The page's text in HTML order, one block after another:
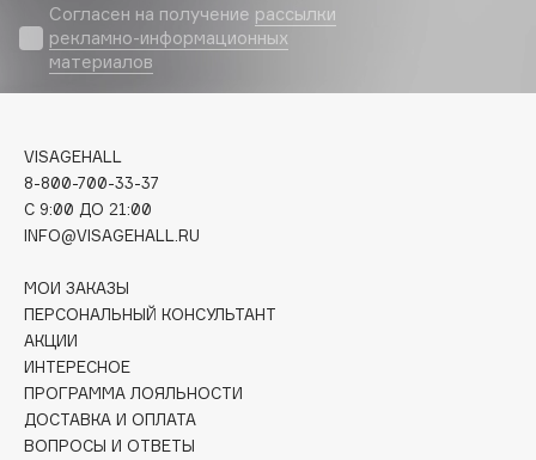
Carolina Herrera
Catrice
Celimax
Clarette
Clarins
Clarins Precious
Clinique
Clive Christian
Club De Nuit
Consly
Corimo
Согласен на получение рассылки
рекламно-информационных
материалов
VISAGEHALL
8-800-700-33-37
C 9:00 ДО 21:00
INFO@VISAGEHALL.RU
МОИ ЗАКАЗЫ
ПЕРСОНАЛЬНЫЙ КОНСУЛЬТАНТ
АКЦИИ
ИНТЕРЕСНОЕ
ПРОГРАММА ЛОЯЛЬНОСТИ
ДОСТАВКА И ОПЛАТА
ВОПРОСЫ И ОТВЕТЫ